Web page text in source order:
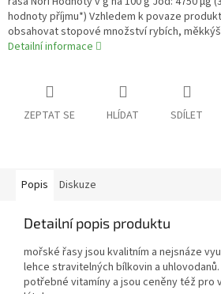
hodnoty příjmu*) Vzhledem k povaze
obsahovat stopové množství rybích,
Detailní informace
ZEPTAT SE HLÍDAT SDÍLET
Popis Diskuze
Detailní popis produktu
mořské řasy jsou kvalitním a nejsnáze
lehce stravitelných bílkovin a
potřebné vitamíny a jsou ceněny též pro